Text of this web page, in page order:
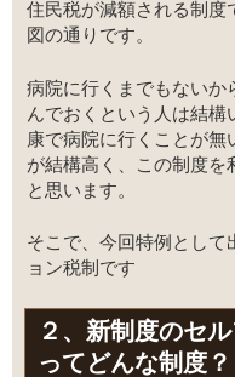
住民税が減額される制度
図の通りです。
病院に行くまでもないか
んでおくという人は結
康で病院に行くことが
が結構高く、この制度を
と思います。
そこで、今回特例として
ョン税制です
２、新制度のセ
ってどんな制度？